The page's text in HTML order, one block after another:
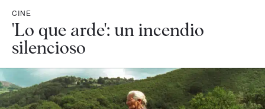
CINE
'Lo que arde': un incendio
silencioso